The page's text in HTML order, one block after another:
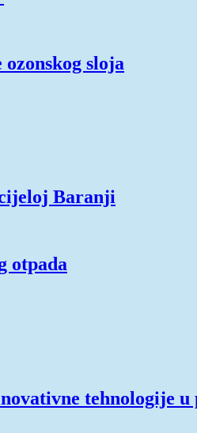
sloja
Baranji
otpada
tehnologije